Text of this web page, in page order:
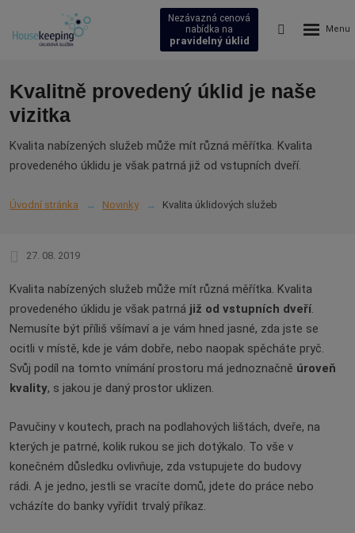
Nezávazná cenová
nabídka na
pravidelný úklid
Vyhledávání
Rozbalení
Kvalitně provedený úklid je naše
vizitka
Kvalita nabízených služeb může mít různá měřítka. Kvalita
provedeného úklidu je však patrná již od vstupních dveří.
Úvodní stránka Novinky Kvalita úklidových služeb
27. 08. 2019
Kvalita nabízených služeb může mít různá měřítka. Kvalita
provedeného úklidu je však patrná již od vstupních dveří.
Nemusíte být příliš všímaví a je vám hned jasné, zda jste se
ocitli v místě, kde je vám dobře, nebo naopak spěcháte pryč.
Svůj podíl na tomto vnímání prostoru má jednoznačně úroveň
kvality, s jakou je daný prostor uklizen.
Pavučiny v koutech, prach na podlahových lištách, dveře, na
kterých je patrné, kolik rukou se jich dotýkalo. To vše v
konečném důsledku ovlivňuje, zda vstupujete do budovy
rádi. A je jedno, jestli se vracíte domů, jdete do práce nebo
vcházíte do banky vyřídit trvalý příkaz.